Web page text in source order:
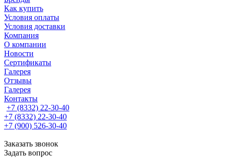
Как купить
Условия оплаты
Условия доставки
Компания
О компании
Новости
Сертификаты
Галерея
Отзывы
Галерея
Контакты
+7 (8332) 22-30-40
+7 (8332) 22-30-40
+7 (900) 526-30-40
Заказать звонок
Задать вопрос